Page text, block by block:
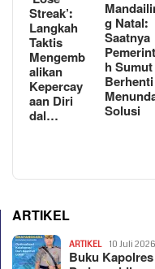
Streak’:
Langkah
Taktis
Mengemb
alikan
Kepercay
aan Diri
dal…
g Natal:
Saatnya
h Sumut
Berhenti
Solusi
ARTIKEL
ARTIKEL 10 Juli 2026
Buku Kapolres